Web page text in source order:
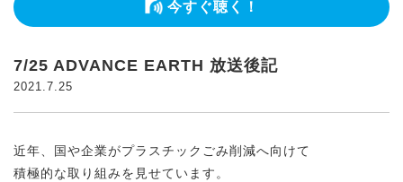
今すぐ聴く！
7/25 ADVANCE EARTH 放送後記
2021.7.25
近年、国や企業がプラスチックごみ削減へ向けて
積極的な取り組みを見せています。